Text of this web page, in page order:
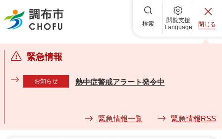
調布市 検索
閲覧支援
Language
閉じる
緊急情報
お知らせ 熱中症警戒アラート発令中
緊急情報一覧 緊急情報RSS